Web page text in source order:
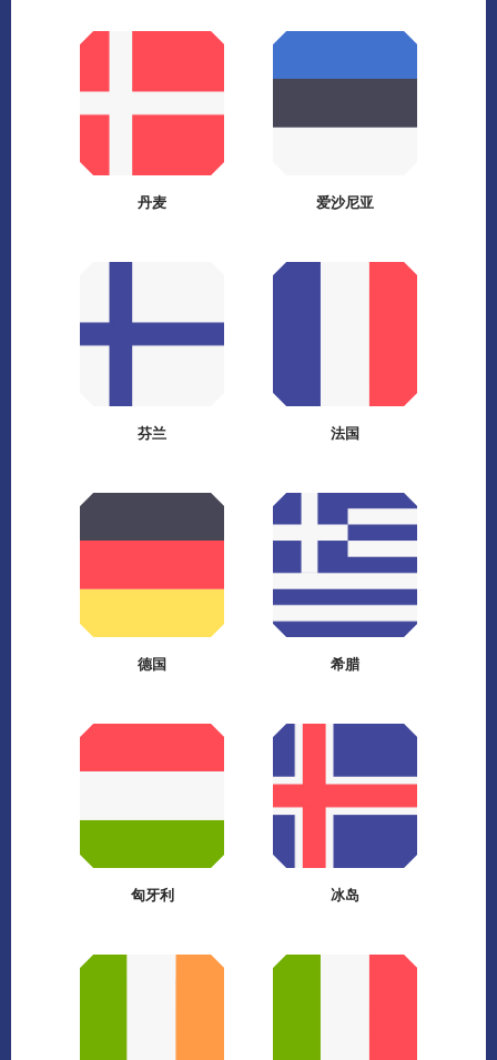
丹麦 爱沙尼亚
芬兰 法国
德国 希腊
匈牙利 冰岛